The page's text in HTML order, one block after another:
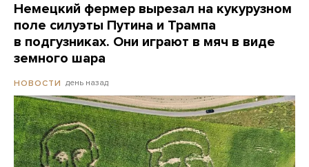
Немецкий фермер вырезал на кукурузном
поле силуэты Путина и Трампа
в подгузниках. Они играют в мяч в виде
земного шара
НОВОСТИ день назад